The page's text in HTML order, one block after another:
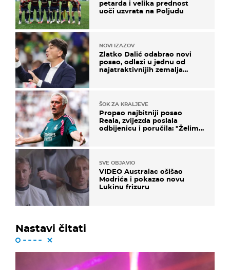
petarda i velika prednost
uoči uzvrata na Poljudu
NOVI IZAZOV
Zlatko Dalić odabrao novi
posao, odlazi u jednu od
najatraktivnijih zemalja
ŠOK ZA KRALJEVE
Propao najbitniji posao
Reala, zvijezda poslala
odbijenicu i poručila: "Želim
SVE OBJAVIO
VIDEO Australac ošišao
Modrića i pokazao novu
Lukinu frizuru
Nastavi čitati